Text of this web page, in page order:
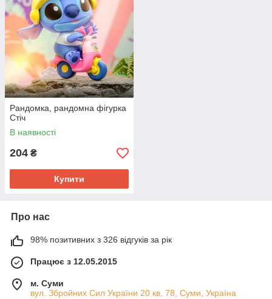
Рандомка, рандомна фігурка
Стіч
В наявності
204 ₴
Купити
Про нас
98% позитивних з 326 відгуків за рік
Працює з 12.05.2015
м. Суми
вул. Збройних Сил України 20 кв, 78, Суми, Україна